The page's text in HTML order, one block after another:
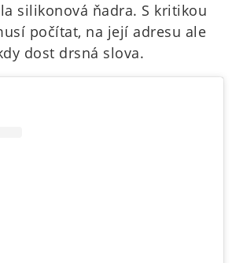
silikonová ňadra. S kritikou
počítat, na její adresu ale
dost drsná slova.